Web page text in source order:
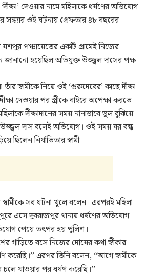
দেওয়ার নামে মহিলাকে ধর্ষণের অভিযোগ
ওই ঘটনায় গ্রেফতার ৪৮ বছরের
পঞ্চায়েতের একটি গ্রামেই নিজের
জানানো হয়েছিল অভিযুক্ত উজ্জ্বল দাসের পক্ষ
স্বামীকে নিয়ে ওই ‘গুরুদেবের’ কাছে দীক্ষা
দেওয়ার পর স্ত্রীকে বাইরে অপেক্ষা করতে
দীক্ষাদানের সময় নানাভাবে ভুল বুঝিয়ে
উজ্জ্বল দাস বলেই অভিযোগ। ওই সময় ঘর বন্ধ
ছিলেন নির্যাতিতার স্বামী।
স্বামীকে সব ঘটনা খুলে বলেন। এরপরই মহিলা
এসে দুবরাজপুর থানায় ধর্ষণের অভিযোগ
পেয়ে তৎপর হয় পুলিশ।
গাড়িতে বসে নিজের দোষের কথা স্বীকার
করেছি।’’ এরপর তিনি বলেন, ‘‘আগে স্বামীকে
চলে যাওয়ার পর ধর্ষণ করেছি।’’